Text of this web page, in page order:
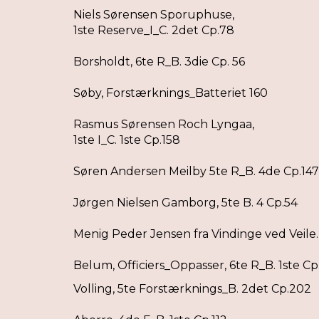
Niels Sørensen Sporuphuse,
1ste Reserve_I_C. 2det Cp.78
Borsholdt, 6te R_B. 3die Cp. 56
Søby, Forstærknings_Batteriet 160
Rasmus Sørensen Roch Lyngaa,
1ste I_C. 1ste Cp.158
Søren Andersen Meilby 5te R_B. 4de Cp.147
Jørgen Nielsen Gamborg, 5te B. 4 Cp.54
Menig Peder Jensen fra Vindinge ved Veile.
Belum, Officiers_Oppasser, 6te R_B. 1ste
Volling, 5te Forstærknings_B. 2det Cp.202